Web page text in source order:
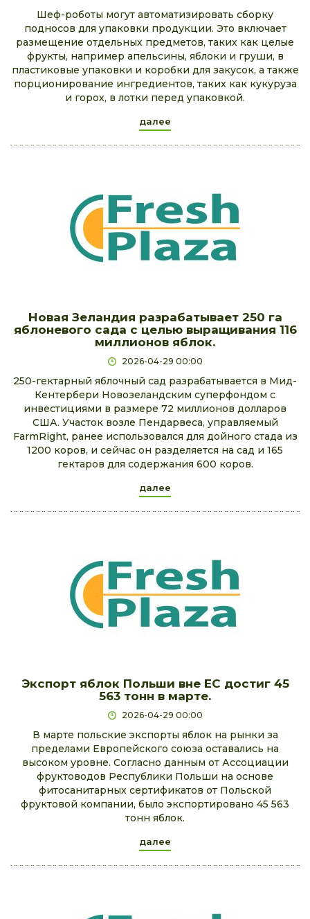
Шеф-роботы могут автоматизировать сборку
подносов для упаковки продукции. Это включает
размещение отдельных предметов, таких как целые
фрукты, например апельсины, яблоки и груши, в
пластиковые упаковки и коробки для закусок, а также
порционирование ингредиентов, таких как кукуруза
и горох, в лотки перед упаковкой.
далее
Новая Зеландия разрабатывает 250 га
яблоневого сада с целью выращивания 116
миллионов яблок.
2026-04-29 00:00
250-гектарный яблочный сад разрабатывается в Мид-
Кентербери Новозеландским суперфондом с
инвестициями в размере 72 миллионов долларов
США. Участок возле Пендарвеса, управляемый
FarmRight, ранее использовался для дойного стада из
1200 коров, и сейчас он разделяется на сад и 165
гектаров для содержания 600 коров.
далее
Экспорт яблок Польши вне ЕС достиг 45
563 тонн в марте.
2026-04-29 00:00
В марте польские экспорты яблок на рынки за
пределами Европейского союза оставались на
высоком уровне. Согласно данным от Ассоциации
фруктоводов Республики Польши на основе
фитосанитарных сертификатов от Польской
фруктовой компании, было экспортировано 45 563
тонн яблок.
далее